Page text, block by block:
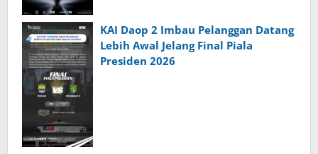
KAI Daop 2 Imbau Pelanggan Datang
Lebih Awal Jelang Final Piala
Presiden 2026